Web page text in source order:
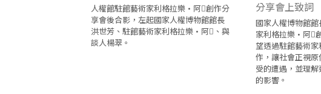
人權館駐館藝術家利格拉樂·阿𡠄創作分
享會後合影，左起國家人權博物館館長
洪世芳、駐館藝術家利格拉樂·阿𡠄、與
談人楊翠。
國家人權博物館
家利格拉樂·阿𡠄
望透過駐館藝術
作，讓社會正視
受的遭遇，並理
的影響。